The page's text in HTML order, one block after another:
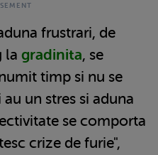
frustrari, de
la gradinita, se
timp si nu se
un stres si aduna
se comporta
crize de furie",